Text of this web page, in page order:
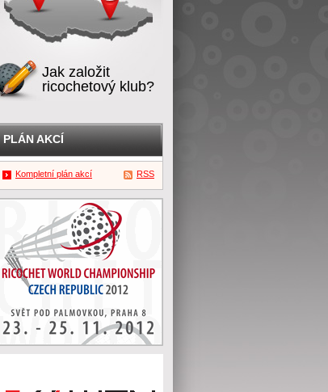
Jak založit
ricochetový klub?
PLÁN AKCÍ
Kompletní plán akcí RSS